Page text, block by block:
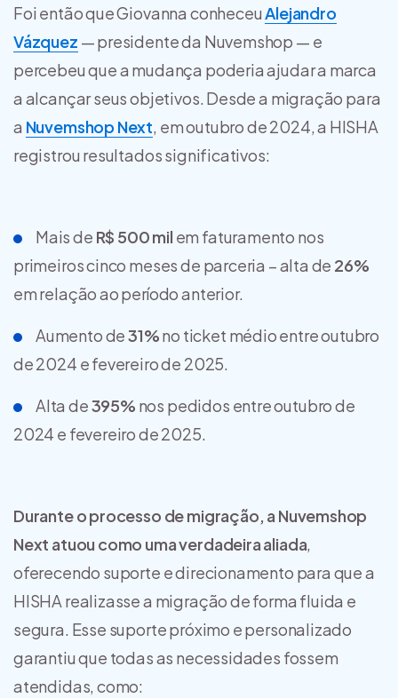
Foi então que Giovanna conheceuAlejandro
Vázquez — presidente da Nuvemshop — e
percebeu que a mudança poderia ajudar a marca
a alcançar seus objetivos. Desde a migração para
a Nuvemshop Next, em outubro de 2024, a HISHA
registrou resultados significativos:
Mais de R$ 500 mil em faturamento nos
primeiros cinco meses de parceria – alta de 26%
em relação ao período anterior.
Aumento de31%no ticket médio entre outubro
de 2024 e fevereiro de 2025.
Alta de395% nos pedidos entre outubro de
2024 e fevereiro de 2025.
Durante o processo de migração, a Nuvemshop
Next atuou como uma verdadeira aliada,
oferecendo suporte e direcionamento para que a
HISHA realizasse a migração de forma fluida e
segura. Esse suporte próximo e personalizado
garantiu que todas as necessidades fossem
atendidas, como: